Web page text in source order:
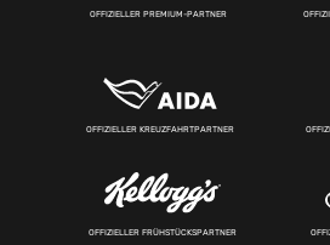
OFFIZIELLER PREMIUM-PARTNER
OFFIZIELLER KREUZFAHRTPARTNER
OFFIZIELLER FRÜHSTÜCKSPARTNER